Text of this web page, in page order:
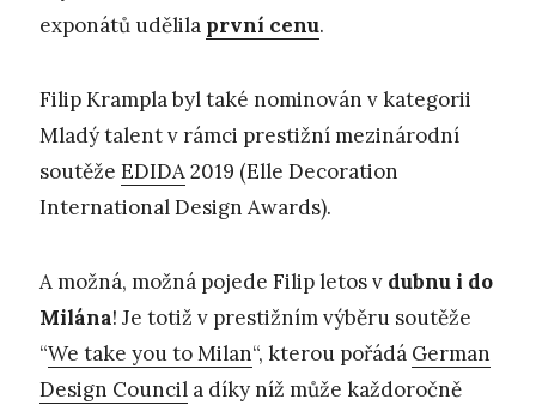
exponátů udělila první cenu.
Filip Krampla byl také nominován v kategorii
Mladý talent v rámci prestižní mezinárodní
soutěže EDIDA2019 (Elle Decoration
International Design Awards).
A možná, možná pojede Filip letos v dubnu i do
Milána! Je totiž v prestižním výběru soutěže
“We take you to Milan“, kterou pořádá German
Design Council a díky níž může každoročně